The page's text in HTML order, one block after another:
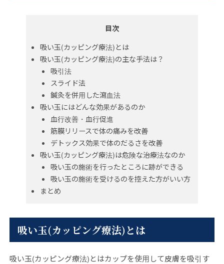
目次
吸い玉(カッピング療法)とは
吸い玉(カッピング療法)の主な手法は？
吸引法
スライド法
鍼灸を併用した瀉血法
吸い玉にはどんな効果があるのか
血行改善・血行促進
筋膜リリースで体の痛みを改善
デトックス効果で体のだるさを改善
吸い玉(カッピング療法)は危険な治療法なのか
吸い玉の施術を行ったところに跡ができる
吸い玉の施術を受けるのを控えた方がいい方
まとめ
吸い玉(カッピング療法)とは
吸い玉(カッピング療法)とはカップを使用して皮膚を吸引す